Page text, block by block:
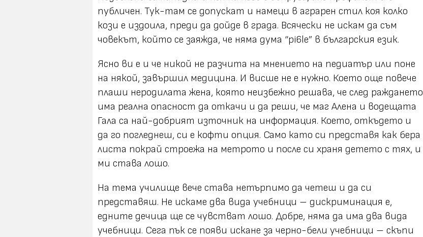
публичен. Тук-там се допускат и намеци в аграрен стил коя колко
кози е издоила, преди да дойде в града. Всячески не искам да съм
човекът, който се заяжда, че няма дума “pi6le” в българския език.
Ясно ви е и че никой не разчита на мнението на педиатър или поне
на някой, завършил медицина. И висше не е нужно. Което още повече
плаши неродилата жена, която неизбежно решава, че след раждането
има реална опасност да откачи и да реши, че маг Алена и водещата
Гала са най-добрият източник на информация. Което, откъдето и
да го погледнеш, си е кофти опция. Само като си представя как бера
листа покрай строежа на метрото и после си храня детето с тях, и
ми става лошо.
На тема училище вече става нетърпимо да четеш и да си
представяш. Не искаме два вида учебници – дискриминация е,
едните дечица ще се чувстват лошо. Добре, няма да има два вида
учебници. Сега пък се появи искане за черно-бели учебници – скъпи